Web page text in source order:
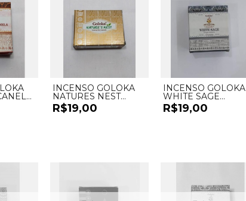
INCENSO GOLOKA
NATURES NEST
CASCATA - UND
R$19,00
INCENSO GOLOKA
WHITE SAGE
CASCATA - UND
R$19,00